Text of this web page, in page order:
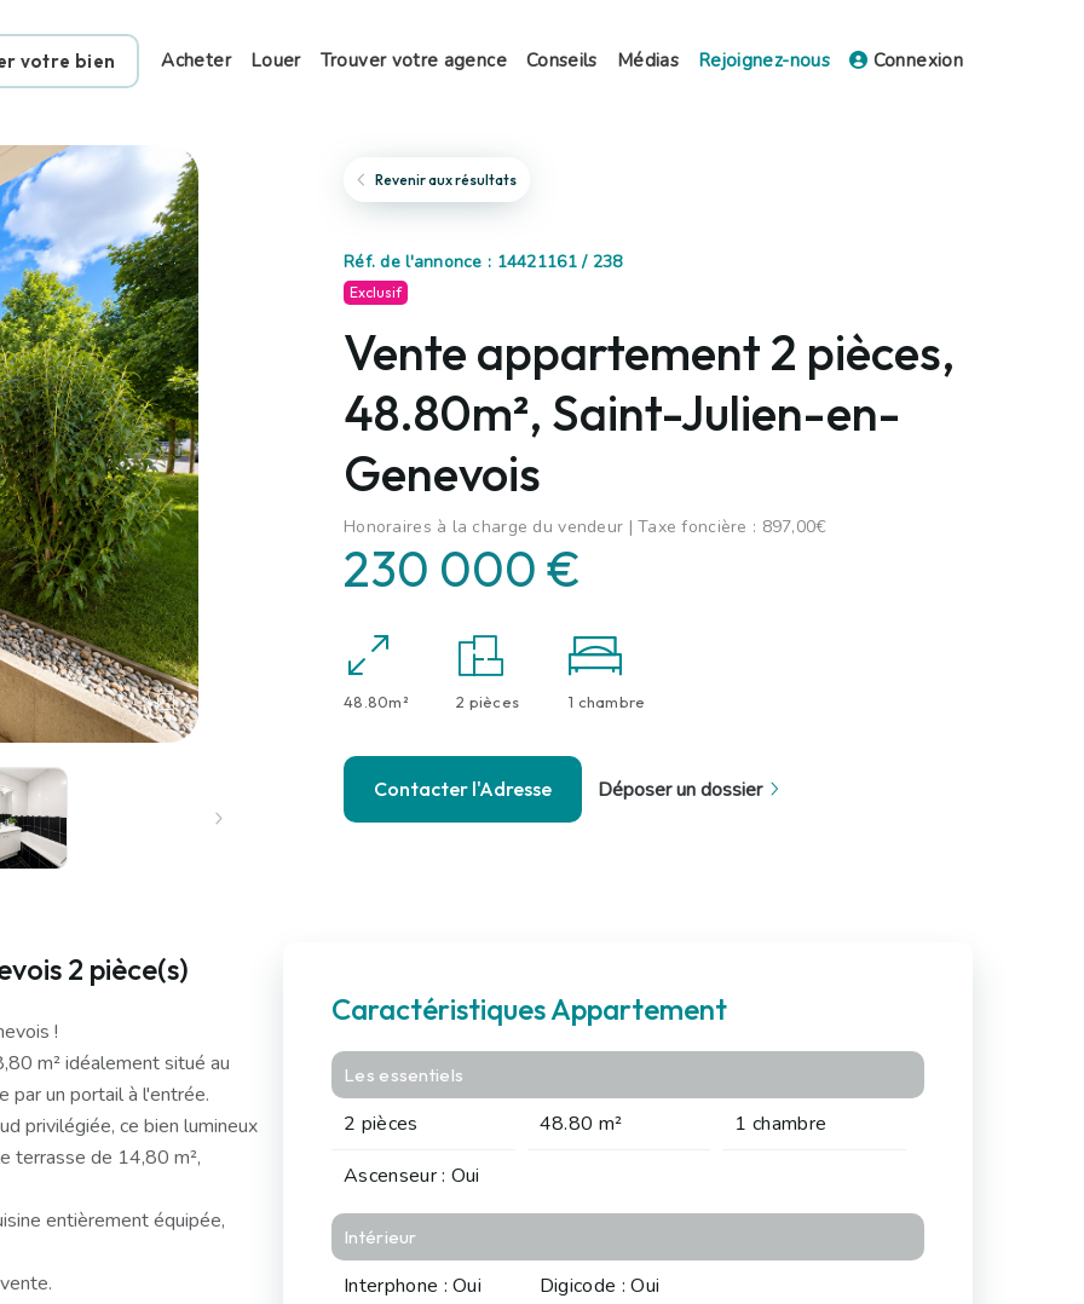
votre bien Acheter Louer Trouver votre agence Conseils Médias Rejoignez-nous Connexion
Revenir aux résultats
Réf. de l'annonce : 14421161 / 238
Exclusif
Vente appartement 2 pièces,
48.80m², Saint-Julien-en-
Genevois
Honoraires à la charge du vendeur | Taxe foncière : 897,00€
230 000 €
48.80m² 2 pièces 1 chambre
Contacter l'Adresse Déposer un dossier
2 pièce(s)
!
m² idéalement situé au
par un portail à l'entrée.
privilégiée, ce bien lumineux
terrasse de 14,80 m²,
entièrement équipée,
Caractéristiques Appartement
Les essentiels
2 pièces 48.80 m²
1 chambre
Ascenseur : Oui
Intérieur
Interphone : Oui Digicode : Oui